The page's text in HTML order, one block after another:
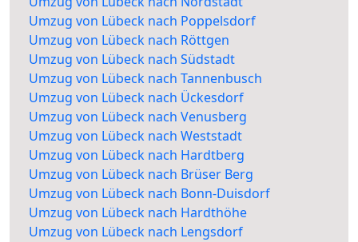
Umzug von Lübeck nach Poppelsdorf
Umzug von Lübeck nach Röttgen
Umzug von Lübeck nach Südstadt
Umzug von Lübeck nach Tannenbusch
Umzug von Lübeck nach Ückesdorf
Umzug von Lübeck nach Venusberg
Umzug von Lübeck nach Weststadt
Umzug von Lübeck nach Hardtberg
Umzug von Lübeck nach Brüser Berg
Umzug von Lübeck nach Bonn-Duisdorf
Umzug von Lübeck nach Hardthöhe
Umzug von Lübeck nach Lengsdorf